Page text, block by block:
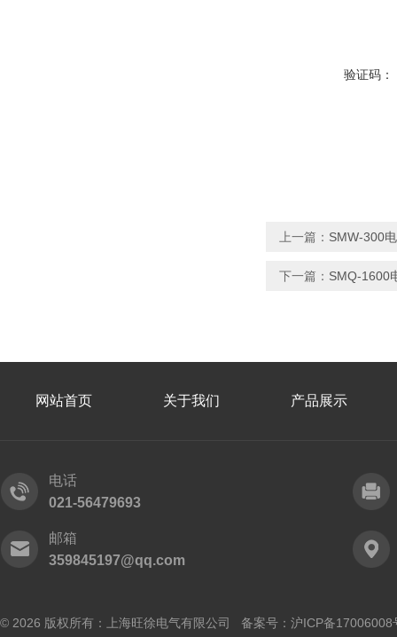
验证码：
上一篇： SMW-300
下一篇： SMQ-1600
网站首页 关于我们 产品展示
电话
021-56479693
邮箱
359845197@qq.com
© 2026 版权所有：上海旺徐电气有限公司 备案号： 沪ICP备17006008